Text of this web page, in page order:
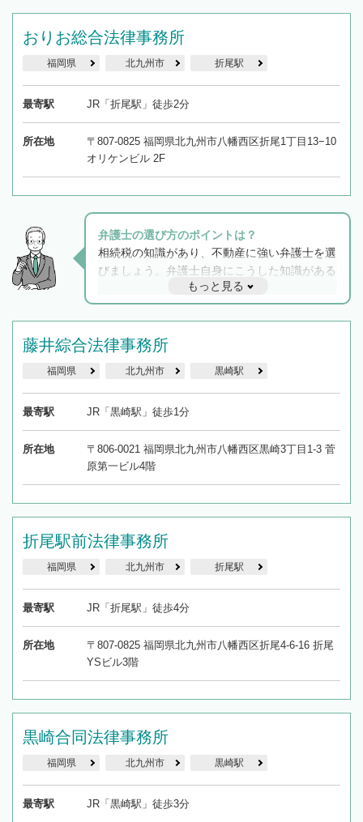
おりお総合法律事務所
福岡県 北九州市 折尾駅
最寄駅 JR「折尾駅」徒歩2分
所在地
〒807-0825 福岡県北九州市八幡西区折尾1丁目13−10
オリケンビル 2F
弁護士の選び方のポイントは？
相続税の知識があり、不動産に強い弁護士を選
びましょう。弁護士自身にこうした知識がある
と他士業との連携もスムーズに進み、トラブル
解決のみならず相続をトータルで任せることが
できます。また、相続は感情がからむ分野なの
でフィーリングも重要です。実際に電話や面談
頼をするのがおすすめです。
もっと見る
藤井綜合法律事務所
福岡県 北九州市 黒崎駅
最寄駅 JR「黒崎駅」徒歩1分
所在地
〒806-0021 福岡県北九州市八幡西区黒崎3丁目1-3 菅
原第一ビル4階
折尾駅前法律事務所
福岡県 北九州市 折尾駅
最寄駅 JR「折尾駅」徒歩4分
所在地
〒807-0825 福岡県北九州市八幡西区折尾4-6-16 折尾
YSビル3階
黒崎合同法律事務所
福岡県 北九州市 黒崎駅
最寄駅 JR「黒崎駅」徒歩3分